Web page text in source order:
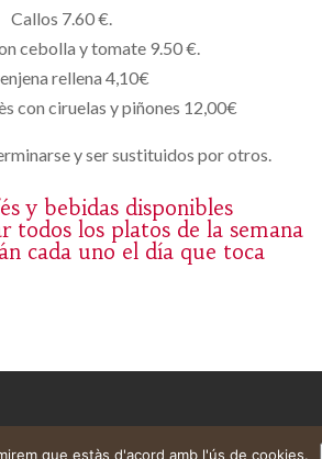
Callos 7.60 €.
cebolla y tomate 9.50 €.
rellena 4,10€
con ciruelas y piñones 12,00€
y ser sustituidos por otros.
y bebidas disponibles
todos los platos de la semana
cada uno el día que toca
que estàs d'acord amb l'ús de cookies.